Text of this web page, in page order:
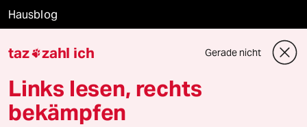
Hausblog
Die Seitenwende
Stellen
Presse
taz zahl ich Gerade nicht
Links lesen, rechts
bekämpfen